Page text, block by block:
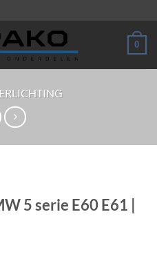
0
5 serie E60 E61 |